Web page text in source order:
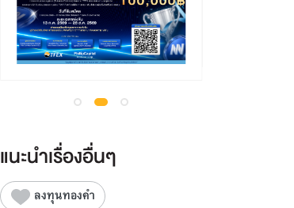
แนะนำเรื่องอื่นๆ
ลงทุนทองคำ